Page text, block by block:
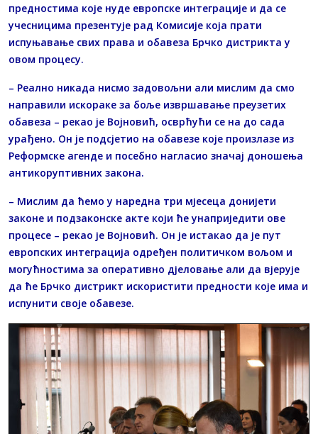
предностима које нуде европске интеграције и да се
учесницима презентује рад Комисије која прати
испуњавање свих права и обавеза Брчко дистрикта у
овом процесу.
– Реално никада нисмо задовољни али мислим да смо
направили искораке за боље извршавање преузетих
обавеза – рекао је Војновић, осврћући се на до сада
урађено. Он је подсјетио на обавезе које произлазе из
Реформске агенде и посебно нагласио значај доношења
антикоруптивних закона.
– Мислим да ћемо у наредна три мјесеца донијети
законе и подзаконске акте који ће унаприједити ове
процесе – рекао је Војновић. Он је истакао да је пут
европских интеграција одређен политичком вољом и
могућностима за оперативно дјеловање али да вјерује
да ће Брчко дистрикт искористити предности које има и
испунити своје обавезе.